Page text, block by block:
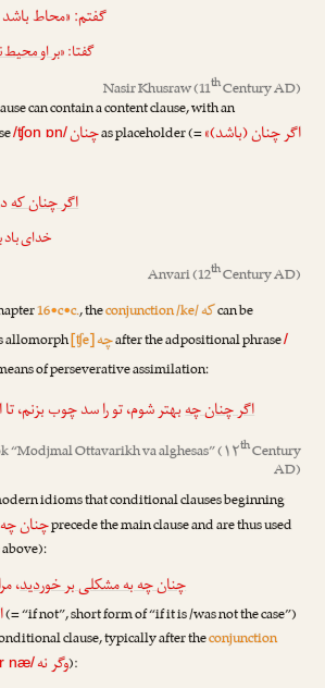
گفتم: «محاط
گفتا: «بر او
Nasir Khusraw(11thCentury AD)
can contain a content clause, with an
/ʧon ɒn/چنانas placeholder (=«اگر چنان (باشد)
اگر چنان که
خدای
Anvari(12thCentury AD)
16•c•c., theconjunction /ke/کهcan be
allomorph[ʧe]چهafter the adpositional phrase/
of perseverative assimilation:
اگر چنان چهبهتر شوم، تو را سد چوب بزنم،
“Modjmal Ottavarikh va alghesas” (۱۲thCentury
AD)
idioms that conditional clauses beginning
چنان چهprecede the main clause and are thus used
چنان چه به مشکلی بر خوردید،
(= “if not”, short form of “if it is /was not the case”)
clause, typically after theconjunction
næ/وگر نه):